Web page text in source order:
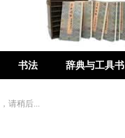
书法 辞典与工具书
请稍后...